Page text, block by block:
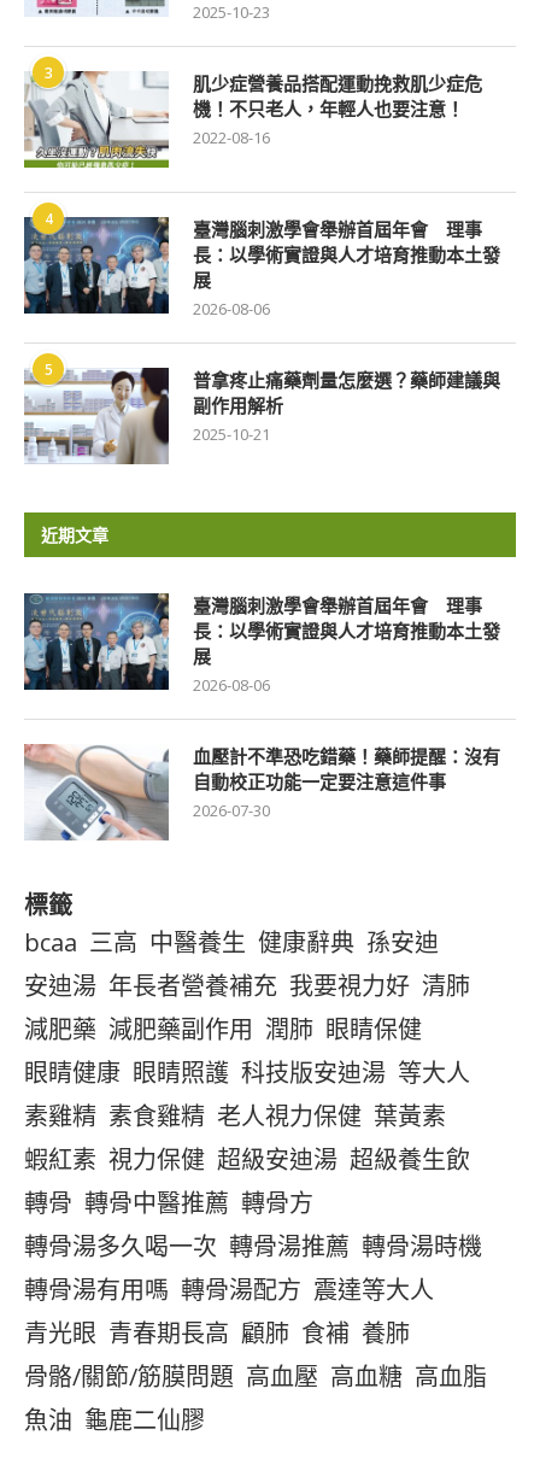
2025-10-23
3
肌少症營養品搭配運動挽救肌少症危
機！不只老人，年輕人也要注意！
2022-08-16
4
臺灣腦刺激學會舉辦首屆年會 理事
長：以學術實證與人才培育推動本土發
展
2026-08-06
5
普拿疼止痛藥劑量怎麼選？藥師建議與
副作用解析
2025-10-21
近期文章
臺灣腦刺激學會舉辦首屆年會 理事
長：以學術實證與人才培育推動本土發
展
2026-08-06
血壓計不準恐吃錯藥！藥師提醒：沒有
自動校正功能一定要注意這件事
2026-07-30
標籤
bcaa 三高 中醫養生 健康辭典 孫安迪
安迪湯 年長者營養補充 我要視力好 清肺
減肥藥 減肥藥副作用 潤肺 眼睛保健
眼睛健康 眼睛照護 科技版安迪湯 等大人
素雞精 素食雞精 老人視力保健 葉黃素
蝦紅素 視力保健 超級安迪湯 超級養生飲
轉骨 轉骨中醫推薦 轉骨方
轉骨湯多久喝一次 轉骨湯推薦 轉骨湯時機
轉骨湯有用嗎 轉骨湯配方 震達等大人
青光眼 青春期長高 顧肺 食補 養肺
骨骼/關節/筋膜問題 高血壓 高血糖 高血脂
魚油 龜鹿二仙膠